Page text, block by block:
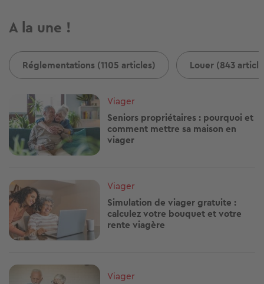
A la une !
Réglementations (1105 articles) Louer (843
Image
Viager
Seniors propriétaires : pourquoi et
comment mettre sa maison en
viager
Image
Viager
Simulation de viager gratuite :
calculez votre bouquet et votre
rente viagère
Image
Viager